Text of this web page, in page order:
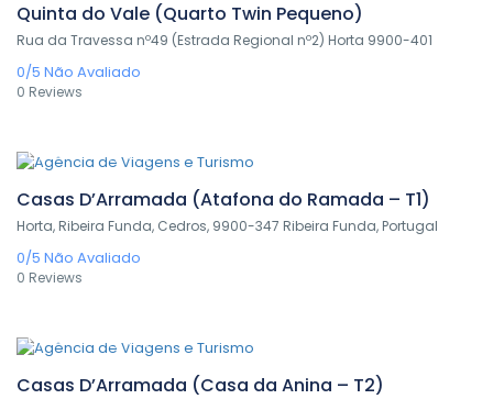
Quinta do Vale (Quarto Twin Pequeno)
Rua da Travessa nº49 (Estrada Regional nº2) Horta 9900-401
0/5 Não Avaliado
0 Reviews
0,00€/ 1 night(s)
Casas D’Arramada (Atafona do Ramada – T1)
Horta, Ribeira Funda, Cedros, 9900-347 Ribeira Funda, Portugal
0/5 Não Avaliado
0 Reviews
0,00€/ 1 night(s)
Casas D’Arramada (Casa da Anina – T2)